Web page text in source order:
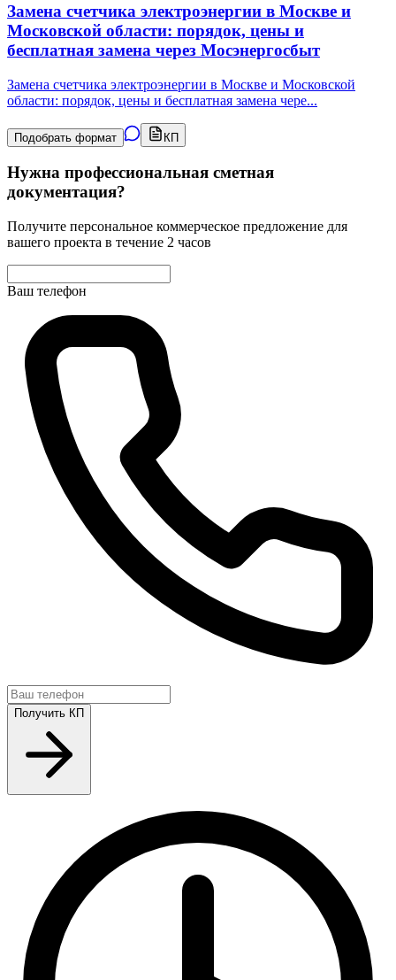
Замена счетчика электроэнергии в Москве и
Московской области: порядок, цены и
бесплатная замена через Мосэнергосбыт
Замена счетчика электроэнергии в Москве и Московской
области: порядок, цены и бесплатная замена чере...
Подобрать формат КП
Нужна профессиональная сметная
документация?
Получите персональное коммерческое предложение для
вашего проекта в течение 2 часов
Ваш телефон
Получить КП